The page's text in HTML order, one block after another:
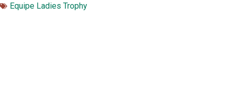
Equipe Ladies Trophy